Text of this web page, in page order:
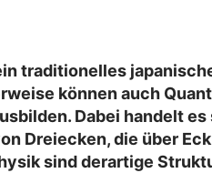
traditionelles
können auch
Dabei handelt
Dreiecken, die über
sind derartige